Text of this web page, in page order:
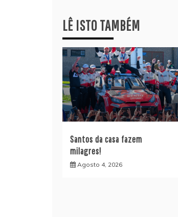
artigos
LÊ ISTO TAMBÉM
Santos da casa fazem
milagres!
Agosto 4, 2026